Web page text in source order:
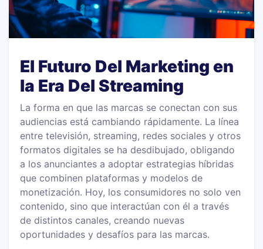
El Futuro Del Marketing en
la Era Del Streaming
La forma en que las marcas se conectan con sus
audiencias está cambiando rápidamente. La línea
entre televisión, streaming, redes sociales y otros
formatos digitales se ha desdibujado, obligando
a los anunciantes a adoptar estrategias híbridas
que combinen plataformas y modelos de
monetización. Hoy, los consumidores no solo ven
contenido, sino que interactúan con él a través
de distintos canales, creando nuevas
oportunidades y desafíos para las marcas.